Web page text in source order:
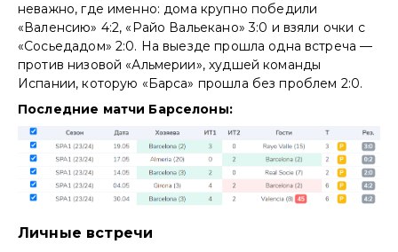
неважно, где именно: дома крупно победили
«Валенсию» 4:2, «Райо Вальекано» 3:0 и взяли очки с
«Сосьедадом» 2:0. На выезде прошла одна встреча —
против низовой «Альмерии», худшей команды
Испании, которую «Барса» прошла без проблем 2:0.
Последние матчи Барселоны:
Личные встречи